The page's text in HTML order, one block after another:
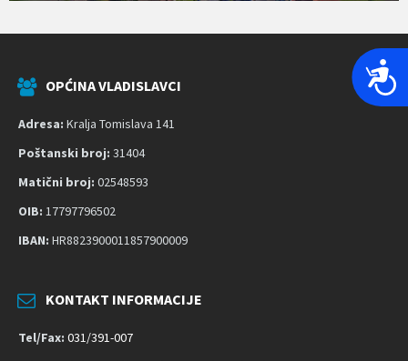
P
r
OPĆINA VLADISLAVCI
Adresa: Kralja Tomislava 141
Poštanski broj: 31404
Matični broj: 02548593
OIB: 17797796502
IBAN: HR8823900011857900009
KONTAKT INFORMACIJE
Tel/Fax: 031/391-007